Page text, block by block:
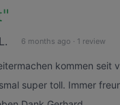
"
6 months ago · 1 review
kommen seit
super toll. Immer